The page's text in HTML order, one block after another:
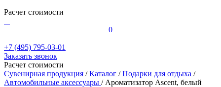
Расчет стоимости
0
+7 (495) 795-03-01
Заказать звонок
Расчет стоимости
Сувенирная продукция / Каталог / Подарки для отдыха /
Автомобильные аксессуары / Ароматизатор Ascent, белый